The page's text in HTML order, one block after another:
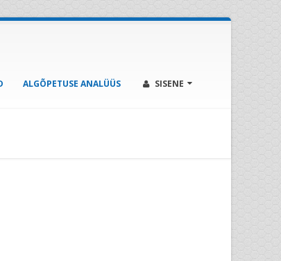
ALGÕPETUSE ANALÜÜS SISENE